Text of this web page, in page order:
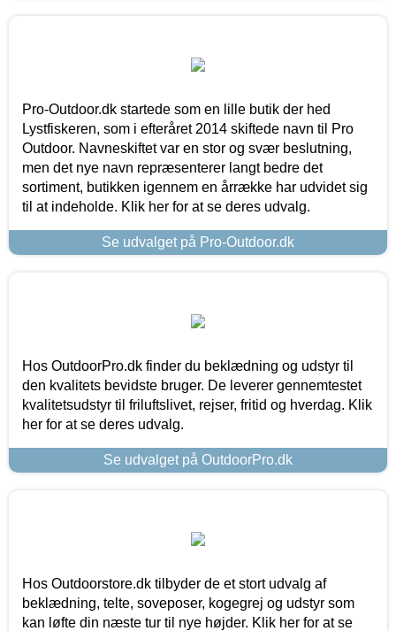
Pro-Outdoor.dk startede som en lille butik der hed
Lystfiskeren, som i efteråret 2014 skiftede navn til Pro
Outdoor. Navneskiftet var en stor og svær beslutning,
men det nye navn repræsenterer langt bedre det
sortiment, butikken igennem en årrække har udvidet sig
til at indeholde. Klik her for at se deres udvalg.
Se udvalget på Pro-Outdoor.dk
Hos OutdoorPro.dk finder du beklædning og udstyr til
den kvalitets bevidste bruger. De leverer gennemtestet
kvalitetsudstyr til friluftslivet, rejser, fritid og hverdag. Klik
her for at se deres udvalg.
Se udvalget på OutdoorPro.dk
Hos Outdoorstore.dk tilbyder de et stort udvalg af
beklædning, telte, soveposer, kogegrej og udstyr som
kan løfte din næste tur til nye højder. Klik her for at se